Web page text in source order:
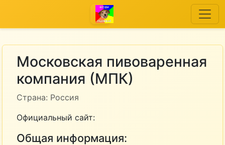
Московская пивоваренная
компания (МПК)
Страна: Россия
Официальный сайт:
Общая информация: